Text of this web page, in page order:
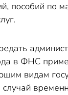
пособий по
в ФНС
видам